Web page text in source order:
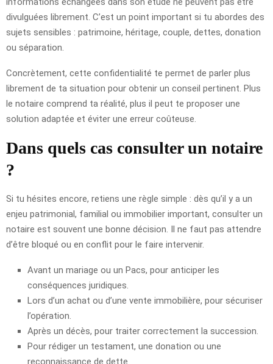
divulguées librement. C’est un point important si tu abordes des
sujets sensibles : patrimoine, héritage, couple, dettes, donation
ou séparation.
Concrètement, cette confidentialité te permet de parler plus
librement de ta situation pour obtenir un conseil pertinent. Plus
le notaire comprend ta réalité, plus il peut te proposer une
solution adaptée et éviter une erreur coûteuse.
Dans quels cas consulter un notaire
?
Si tu hésites encore, retiens une règle simple : dès qu’il y a un
enjeu patrimonial, familial ou immobilier important, consulter un
notaire est souvent une bonne décision. Il ne faut pas attendre
d’être bloqué ou en conflit pour le faire intervenir.
Avant un mariage ou un Pacs, pour anticiper les
conséquences juridiques.
Lors d’un achat ou d’une vente immobilière, pour sécuriser
l’opération.
Après un décès, pour traiter correctement la succession.
Pour rédiger un testament, une donation ou une
reconnaissance de dette.